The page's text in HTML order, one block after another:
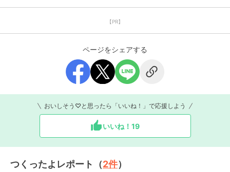
【PR】
ページをシェアする
おいしそう♡と思ったら「いいね！」で応援しよう
いいね！ 19
つくったよレポート（2件）